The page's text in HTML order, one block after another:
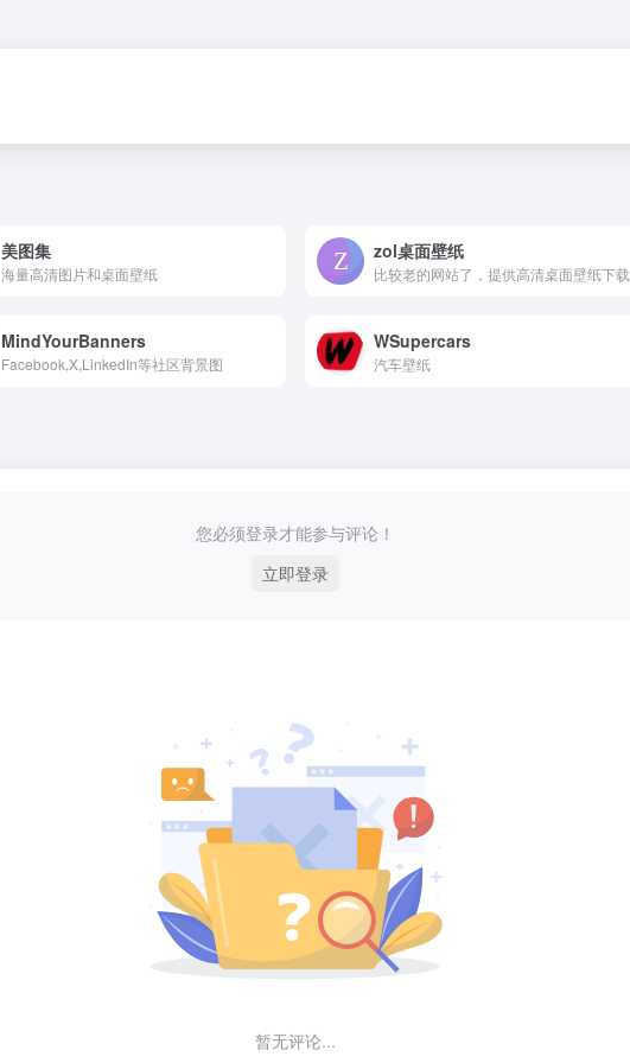
美图集
海量高清图片和桌面壁纸
zol桌面壁纸
比较老的网站了，提供高清桌面壁纸下载
MindYourBanners
Facebook,X,LinkedIn等社区背景图
WSupercars
汽车壁纸
您必须登录才能参与评论！
立即登录
暂无评论...